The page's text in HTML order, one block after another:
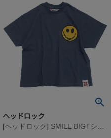
ヘッドロック